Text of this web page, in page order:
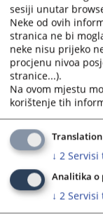
mark
key
to
get
the
for
sesiji unutar
Neke od ovih
stranica ne bi
neke nisu prijeko
procjenu nivoa
stranice...).
Na ovom mjestu
korištenje tih
Translation
↓ 2 Servisi
Analitika o
↓ 2 Servisi